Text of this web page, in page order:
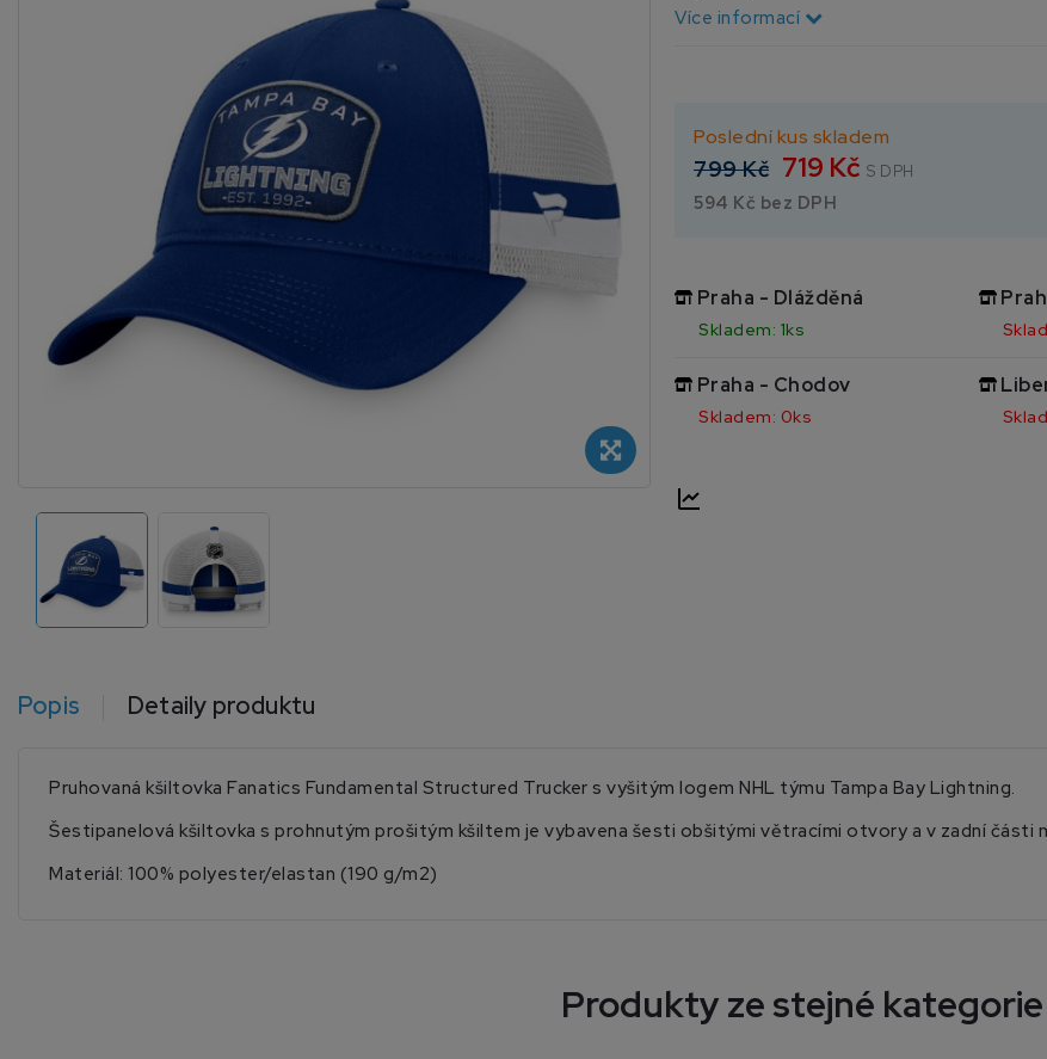
Více informací
Poslední kus skladem
799 Kč 719 Kč S DPH
594 Kč bez DPH
Praha - Dlážděná
Skladem: 1ks
Praha - Chodov
Skladem: 0ks
Popis Detaily produktu
Pruhovaná kšiltovka Fanatics Fundamental Structured Trucker s vyšitým logem NHL týmu Tampa Bay Lightning.
Šestipanelová kšiltovka s prohnutým prošitým kšiltem je vybavena šesti obšitými větracími otvory a v zadní části
Materiál: 100% polyester/elastan (190 g/m2)
Produkty ze stejné kategorie